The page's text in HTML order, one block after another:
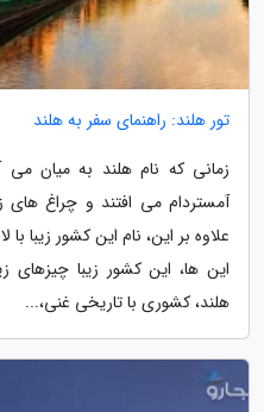
تور هلند: راهنمای سفر به هلند
زمانی که نام هلند به میان می
آمستردام می افتند و چراغ
علاوه بر این، نام این کشور زیبا
این ها، این کشور زیبا چیزهای
هلند، کشوری با تاریخی غنی،...